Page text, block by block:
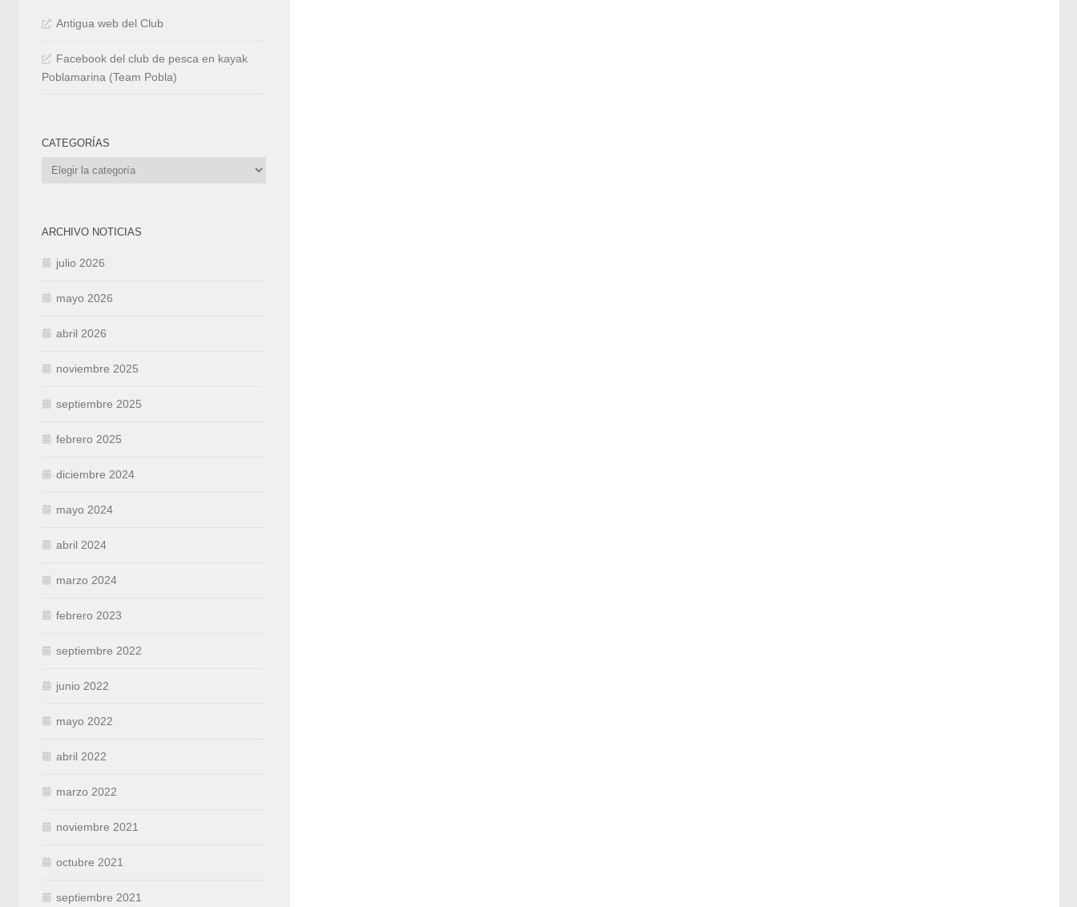
Antigua web del Club
Facebook del club de pesca en kayak
Poblamarina (Team Pobla)
CATEGORÍAS
Categorías
ARCHIVO NOTICIAS
julio 2026
mayo 2026
abril 2026
noviembre 2025
septiembre 2025
febrero 2025
diciembre 2024
mayo 2024
abril 2024
marzo 2024
febrero 2023
septiembre 2022
junio 2022
mayo 2022
abril 2022
marzo 2022
noviembre 2021
octubre 2021
septiembre 2021